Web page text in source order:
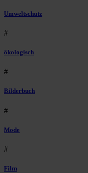
Umweltschutz
#
ökologisch
#
Bilderbuch
#
Mode
#
Film